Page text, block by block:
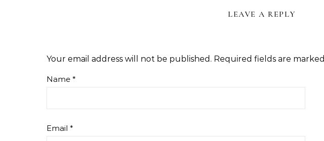
LEAVE A REPLY
Your email address will not be published. Required fields are marked
Name *
Email *